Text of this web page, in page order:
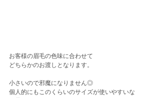
お客様の眉毛の色味に合わせて
どちらかのお渡しとなります。
小さいので邪魔になりません◎
個人的にもこのくらいのサイズが使いやすいな